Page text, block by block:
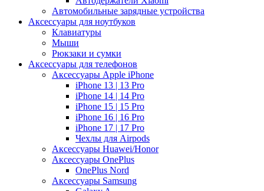
Автомобильные зарядные устройства
Аксессуары для ноутбуков
Клавиатуры
Мыши
Рюкзаки и сумки
Аксессуары для телефонов
Аксессуары Apple iPhone
iPhone 13 | 13 Pro
iPhone 14 | 14 Pro
iPhone 15 | 15 Pro
iPhone 16 | 16 Pro
iPhone 17 | 17 Pro
Чехлы для Airpods
Аксессуары Huawei/Honor
Аксессуары OnePlus
OnePlus Nord
Аксессуары Samsung